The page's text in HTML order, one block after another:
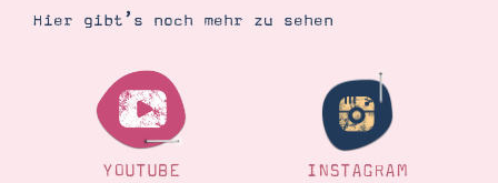
Hier gibt’s noch mehr zu sehen
YOUTUBE INSTAGRAM